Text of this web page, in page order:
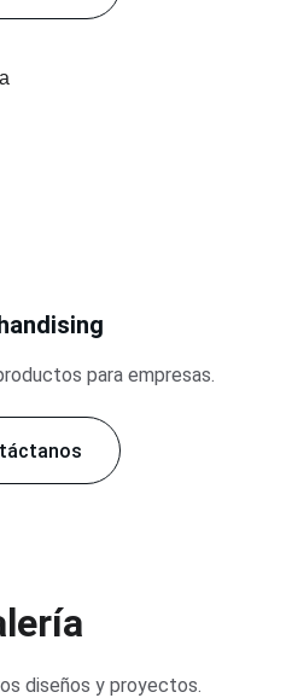
para empresas.
diseños y proyectos.